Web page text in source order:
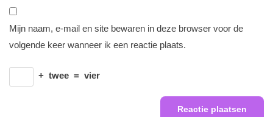
Mijn naam, e-mail en site bewaren in deze browser voor de
volgende keer wanneer ik een reactie plaats.
+ twee = vier